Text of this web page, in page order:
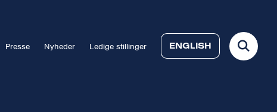
Presse Nyheder Ledige stillinger ENGLISH